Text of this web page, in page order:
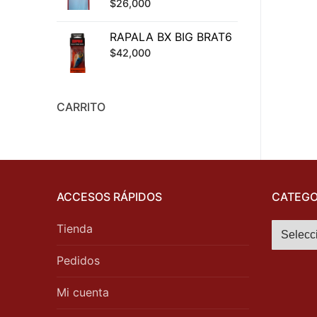
$26,000
RAPALA BX BIG BRAT6
$42,000
CARRITO
ACCESOS RÁPIDOS
Tienda
Pedidos
Mi cuenta